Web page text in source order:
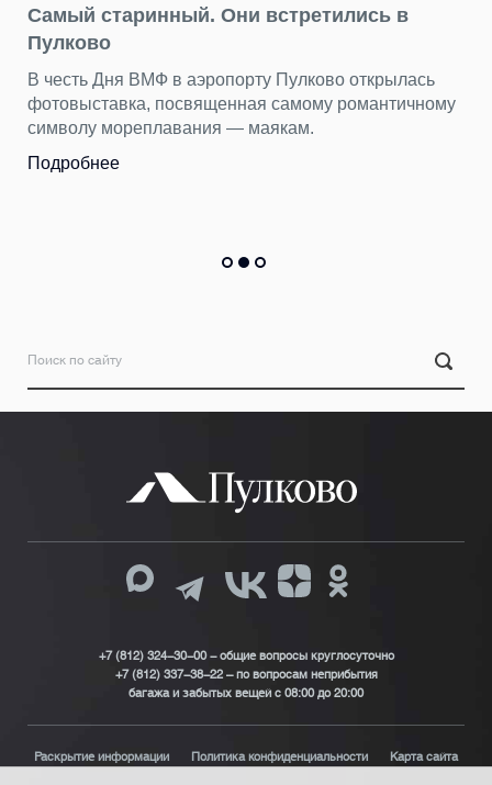
в
открылась
романтичному
находим в Пулково
Бюст древнегреческой богини,
+7 (812) 324-30-00 - общие вопросы круглосуточно
+7 (812) 337-38-22 – по вопросам неприбытия
багажа и забытых вещей с 08:00 до 20:00
Раскрытие информации Политика конфиденциальности Карта сайта